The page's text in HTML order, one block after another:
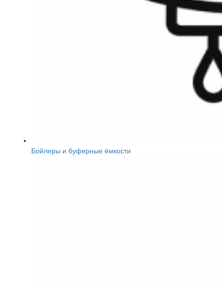
Бойлеры и буферные ёмкости